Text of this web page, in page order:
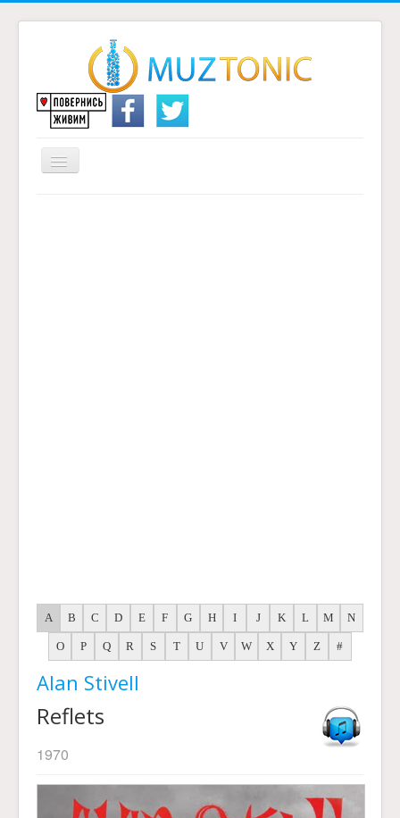
Перемикач
навігації
A B C D E F G H I J K L M N
O P Q R S T U V W X Y Z #
Alan Stivell
Reflets
1970